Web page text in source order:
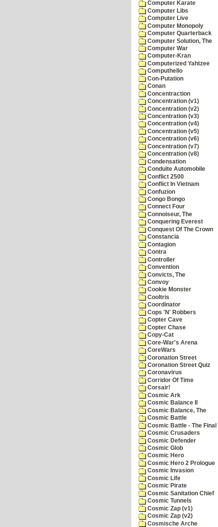
Computer Karate
Computer Libs
Computer Live
Computer Monopoly
Computer Quarterback
Computer Solution, The
Computer War
Computer-Kran
Computerized Yahtzee
Computhello
Con-Putation
Conan
Concentraction
Concentration (v1)
Concentration (v2)
Concentration (v3)
Concentration (v4)
Concentration (v5)
Concentration (v6)
Concentration (v7)
Concentration (v8)
Condensation
Conduite Automobile
Conflict 2500
Conflict In Vietnam
Confuzion
Congo Bongo
Connect Four
Connoiseur, The
Conquering Everest
Conquest Of The Crown
Constancia
Contagion
Contra
Controller
Convention
Convicts, The
Convoy
Cookie Monster
Cooltris
Coordinator
Cops 'N' Robbers
Copter Cave
Copter Chase
Copy-Cat
Core-War's Arena
CoreWars
Coronation Street
Coronation Street Quiz
Coronavirus
Corridor Of Time
Corsair!
Cosmic Ark
Cosmic Balance II
Cosmic Balance, The
Cosmic Battle
Cosmic Battle - The
Cosmic Crusaders
Cosmic Defender
Cosmic Glob
Cosmic Hero
Cosmic Hero 2 Prologue
Cosmic Invasion
Cosmic Life
Cosmic Pirate
Cosmic Sanitation Chief
Cosmic Tunnels
Cosmic Zap (v1)
Cosmic Zap (v2)
Cosmische Arche